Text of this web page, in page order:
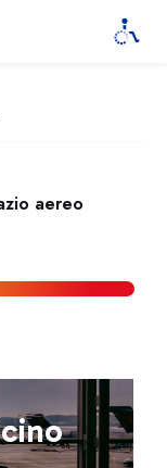
aereo